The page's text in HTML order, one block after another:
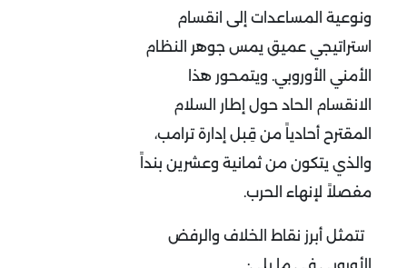
ونوعية المساعدات إلى انقسام
استراتيجي عميق يمس جوهر النظام
الأمني الأوروبي. ويتمحور هذا
الانقسام الحاد حول إطار السلام
المقترح أحادياً من قِبل إدارة ترامب،
والذي يتكون من ثمانية وعشرين بنداً
مفصلاً لإنهاء الحرب.
تتمثل أبرز نقاط الخلاف والرفض